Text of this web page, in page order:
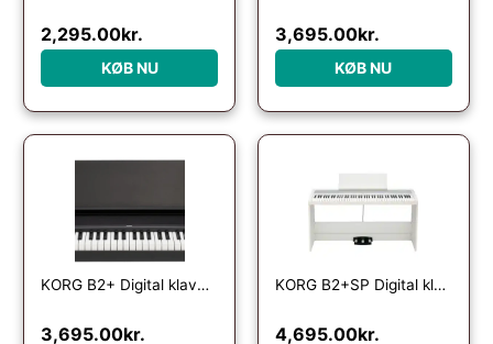
2,295.00kr.
KØB NU
3,695.00kr.
KØB NU
KORG B2+ Digital klaver – Sort
3,695.00kr.
KORG B2+SP Digital klaver komplet med ben og pedaler – Hvid
4,695.00kr.